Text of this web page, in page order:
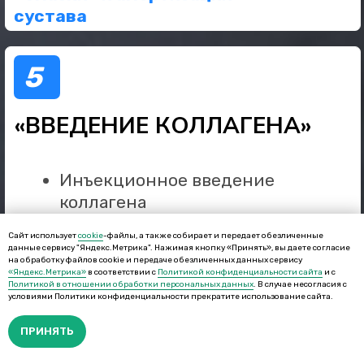
Сайт используетcookie-файлы, а также собирает и передает обезличенные
данные сервису "Яндекс.Метрика". Нажимая кнопку «Принять», вы даете согласие
на обработку файлов cookie и передаче обезличенных данных сервису
«Яндекс.Метрика» в соответствии с Политикой конфиденциальности сайта и с
Политикой в отношении обработки персональных данных. В случае несогласия с
условиями Политики конфиденциальности прекратите использование сайта.
ПРИНЯТЬ